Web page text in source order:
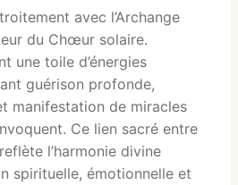
avec l’Archange
du Chœur solaire.
une toile d’énergies
guérison profonde,
manifestation de miracles
Ce lien sacré entre
l’harmonie divine
spirituelle, émotionnelle et